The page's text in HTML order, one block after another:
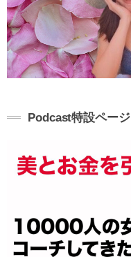
Podcast特設ページ